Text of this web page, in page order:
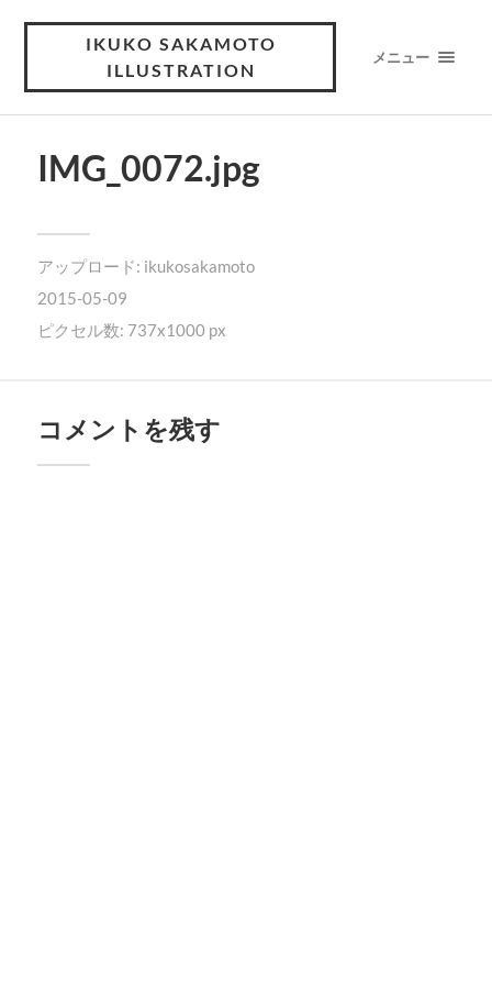
IKUKO SAKAMOTO
ILLUSTRATION
メニュー
IMG_0072.jpg
アップロード: ikukosakamoto
2015-05-09
ピクセル数: 737x1000 px
コメントを残す